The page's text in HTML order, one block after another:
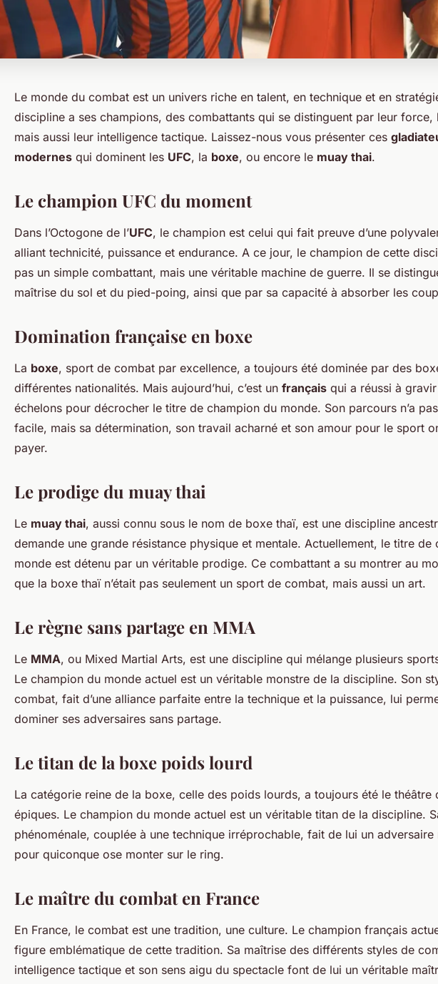
Le monde du combat est un univers riche en talent, en technique et en
discipline a ses champions, des combattants qui se distinguent par leur force,
mais aussi leur intelligence tactique. Laissez-nous vous présenter ces
modernes qui dominent les UFC, la boxe, ou encore le muay thai.
Le champion UFC du moment
Dans l’Octogone de l’UFC, le champion est celui qui fait preuve d’une
alliant technicité, puissance et endurance. A ce jour, le champion de cette
pas un simple combattant, mais une véritable machine de guerre. Il se
maîtrise du sol et du pied-poing, ainsi que par sa capacité à absorber les
Domination française en boxe
La boxe, sport de combat par excellence, a toujours été dominée par des
différentes nationalités. Mais aujourd’hui, c’est un français qui a réussi à
échelons pour décrocher le titre de champion du monde. Son parcours n’a
facile, mais sa détermination, son travail acharné et son amour pour le sport
payer.
Le prodige du muay thai
Le muay thai, aussi connu sous le nom de boxe thaï, est une discipline
demande une grande résistance physique et mentale. Actuellement, le titre de
monde est détenu par un véritable prodige. Ce combattant a su montrer au
que la boxe thaï n’était pas seulement un sport de combat, mais aussi un art.
Le règne sans partage en MMA
Le MMA, ou Mixed Martial Arts, est une discipline qui mélange plusieurs
Le champion du monde actuel est un véritable monstre de la discipline. Son
combat, fait d’une alliance parfaite entre la technique et la puissance, lui
dominer ses adversaires sans partage.
Le titan de la boxe poids lourd
La catégorie reine de la boxe, celle des poids lourds, a toujours été le théâtre
épiques. Le champion du monde actuel est un véritable titan de la discipline.
phénoménale, couplée à une technique irréprochable, fait de lui un adversaire
pour quiconque ose monter sur le ring.
Le maître du combat en France
En France, le combat est une tradition, une culture. Le champion français
figure emblématique de cette tradition. Sa maîtrise des différents styles de
intelligence tactique et son sens aigu du spectacle font de lui un véritable